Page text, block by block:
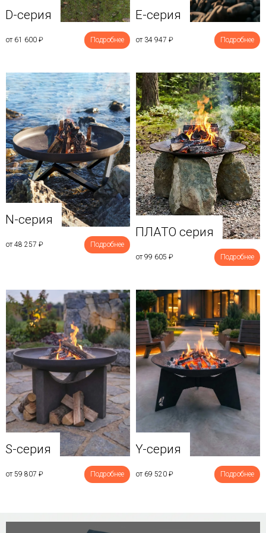
D-серия
от 61 600 ₽ Подробнее
E-серия
от 34 947 ₽ Подробнее
N-серия
от 48 257 ₽ Подробнее
ПЛАТО серия
от 99 605 ₽ Подробнее
S-серия
от 59 807 ₽ Подробнее
Y-серия
от 69 520 ₽ Подробнее